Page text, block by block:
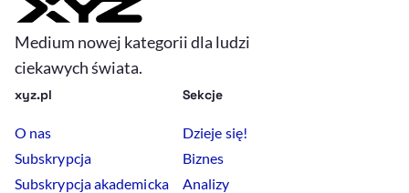
Medium nowej kategorii dla ludzi
ciekawych świata.
xyz.pl
O nas
Subskrypcja
Subskrypcja akademicka
Sekcje
Dzieje się!
Biznes
Analizy